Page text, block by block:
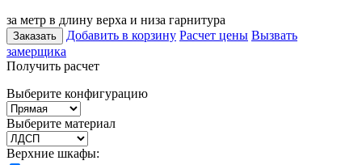
за метр в длину верха и низа гарнитура
Заказать Добавить в корзину Расчет цены Вызвать
замерщика
Получить расчет
Выберите конфигурацию
Выберите материал
Верхние шкафы: